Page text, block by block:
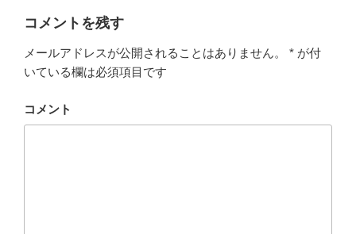
コメントを残す
メールアドレスが公開されることはありません。 * が付
いている欄は必須項目です
コメント